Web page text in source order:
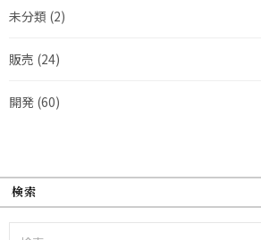
未分類 (2)
販売 (24)
開発 (60)
検索